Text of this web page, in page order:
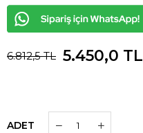
6.812,5 TL 5.450,0 TL
ADET